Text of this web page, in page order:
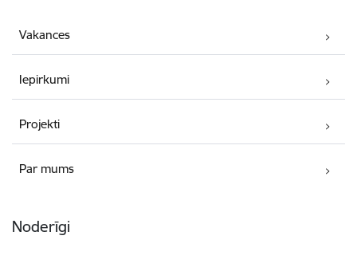
Vakances
Iepirkumi
Projekti
Par mums
Noderīgi